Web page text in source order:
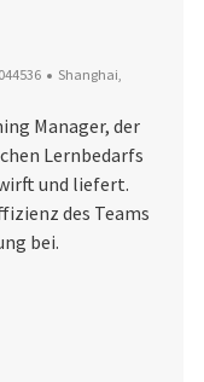
ID Ort
Shanghai,
Manager, der
Lernbedarfs
und liefert.
des Teams
bei.
Manager